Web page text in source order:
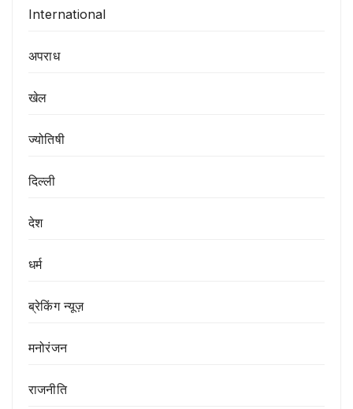
International
अपराध
खेल
ज्योतिषी
दिल्ली
देश
धर्म
ब्रेकिंग न्यूज़
मनोरंजन
राजनीति